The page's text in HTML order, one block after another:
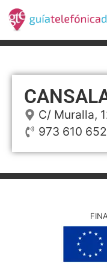
C/ Muralla,
973 610 652